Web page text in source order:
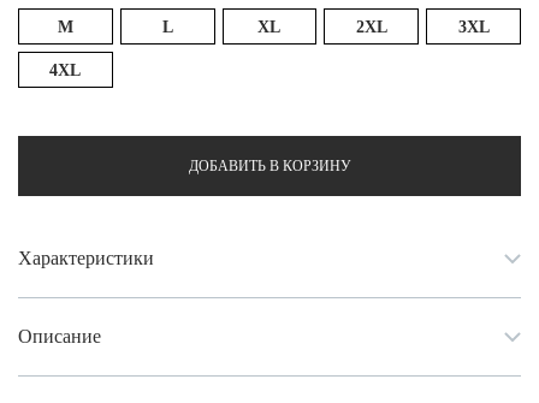
M L XL 2XL 3XL
4XL
ДОБАВИТЬ В КОРЗИНУ
Характеристики
Описание